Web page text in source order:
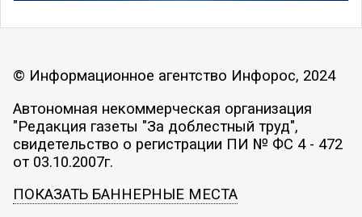
© Информационное агентство Инфорос, 2024
Автономная некоммерческая организация
"Редакция газеты "За доблестный труд",
свидетельство о регистрации ПИ № ФС 4 - 472
от 03.10.2007г.
ПОКАЗАТЬ БАННЕРНЫЕ МЕСТА